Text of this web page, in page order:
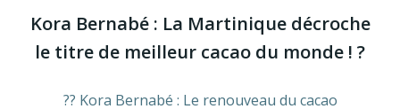
Kora Bernabé : La Martinique décroche
le titre de meilleur cacao du monde ! ?
?? Kora Bernabé : Le renouveau du cacao